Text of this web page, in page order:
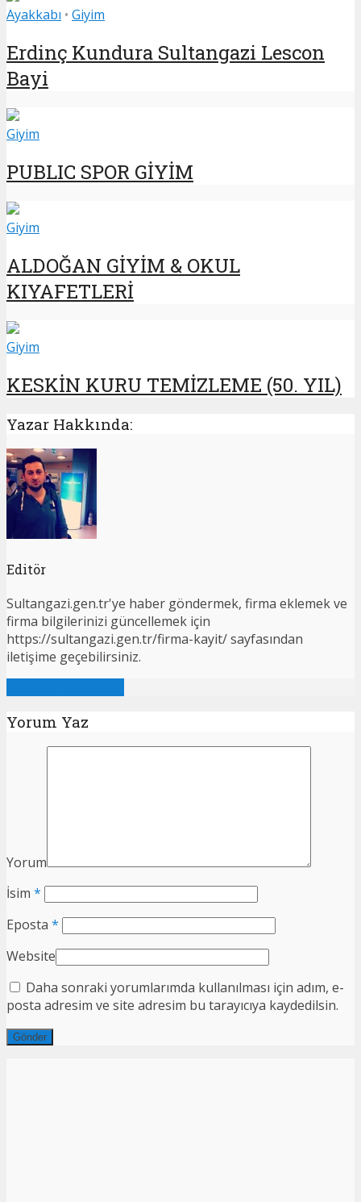
Ayakkabı • Giyim
Erdinç Kundura Sultangazi Lescon
Bayi
Giyim
PUBLIC SPOR GİYİM
Giyim
ALDOĞAN GİYİM & OKUL
KIYAFETLERİ
Giyim
KESKİN KURU TEMİZLEME (50. YIL)
Yazar Hakkında:
Editör
Sultangazi.gen.tr'ye haber göndermek, firma eklemek ve
firma bilgilerinizi güncellemek için
https://sultangazi.gen.tr/firma-kayit/ sayfasından
iletişime geçebilirsiniz.
Yorum Yaz
Yorum
İsim *
Eposta *
Website
Daha sonraki yorumlarımda kullanılması için adım, e-
posta adresim ve site adresim bu tarayıcıya kaydedilsin.